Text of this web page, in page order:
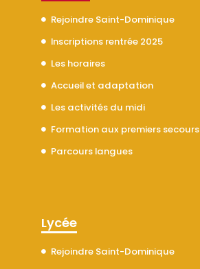
Rejoindre Saint-Dominique
Inscriptions rentrée 2025
Les horaires
Accueil et adaptation
Les activités du midi
Formation aux premiers secours
Parcours langues
Lycée
Rejoindre Saint-Dominique